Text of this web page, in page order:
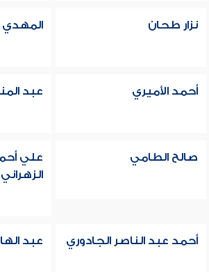
نزار طحان المهدي
أحمد الأميري عبد
صالح الطامي
علي
الزهراني
أحمد عبد الناصر الجادوري عبد